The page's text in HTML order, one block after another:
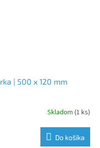
| 500 x 120 mm
Skladom (1 ks)
Do košíka